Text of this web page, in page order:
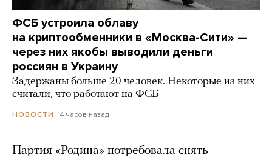
ФСБ устроила облаву
на криптообменники в «Москва-Сити» —
через них якобы выводили деньги
россиян в Украину
Задержаны больше 20 человек. Некоторые из них
считали, что работают на ФСБ
НОВОСТИ 14 часов назад
Партия «Родина» потребовала снять